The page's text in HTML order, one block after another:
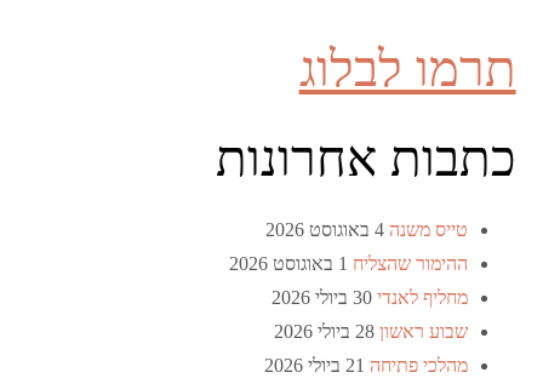
תרמו לבלוג
כתבות אחרונות
טייס משנה 4 באוגוסט 2026
ההימור שהצליח 1 באוגוסט 2026
מחליף לאנדי 30 ביולי 2026
שבוע ראשון 28 ביולי 2026
מהלכי פתיחה 21 ביולי 2026